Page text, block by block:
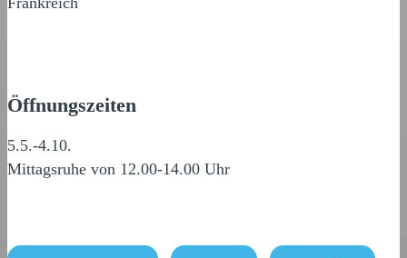
Öffnungszeiten
5.5.-4.10.
Mittagsruhe von 12.00-14.00 Uhr